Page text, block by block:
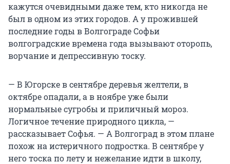
кажутся очевидными даже тем, кто никогда не
был в одном из этих городов. А у прожившей
последние годы в Волгограде Софьи
волгоградские времена года вызывают оторопь,
ворчание и депрессивную тоску.
— В Югорске в сентябре деревья желтели, в
октябре опадали, а в ноябре уже были
нормальные сугробы и приличный мороз.
Логичное течение природного цикла, —
рассказывает Софья. — А Волгоград в этом плане
похож на истеричного подростка. В сентябре у
него тоска по лету и нежелание идти в школу,